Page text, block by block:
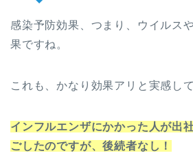
感染予防効果、つまり、ウイルス
果ですね。
これも、かなり効果アリと実感し
インフルエンザにかかった人が出
ごしたのですが、後続者なし！